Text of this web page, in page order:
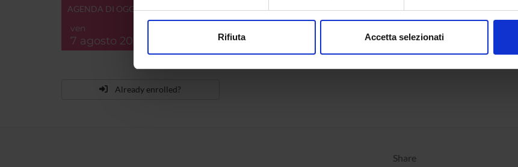
modificare o ritirare il tuo consenso in qualsiasi momento dalla Dichiarazione sui cookie.
che hanno raccolto dal tuo utilizzo dei loro servizi.
Rifiuta Accetta selezionati
AGENDA DI OGGI
ven
7 agosto 2026
Already enrolled?
Share